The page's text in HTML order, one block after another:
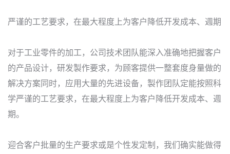
严谨的工艺要求，在最大程度上为客户降低开发成本、週期
对于工业零件的加工，公司技术团队能深入准确地把握客户
的产品设计，研发製作要求，为顾客提供一整套度身量做的
解决方案同时，应用大量的先进设备，製作团队定能按照科
学严谨的工艺要求，在最大程度上为客户降低开发成本、週
期。
迎合客户批量的生产要求或是个性发定制，我们确实能做得